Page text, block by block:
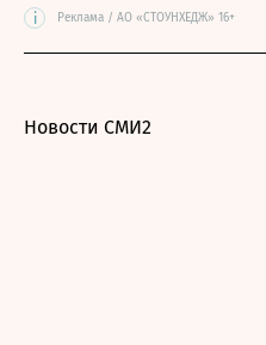
i Реклама / АО «СТОУНХЕДЖ» 16+
Новости СМИ2